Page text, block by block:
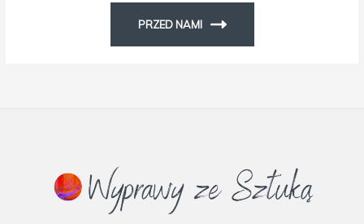
PRZED NAMI